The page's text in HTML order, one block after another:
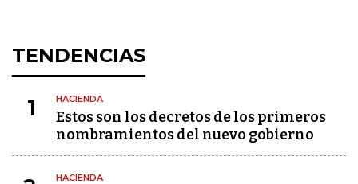
TENDENCIAS
1 HACIENDA
Estos son los decretos de los primeros
nombramientos del nuevo gobierno
HACIENDA